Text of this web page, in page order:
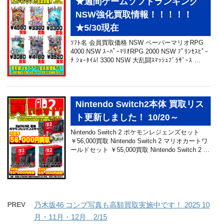
NSW強化買取情報！！！！！
★5/30現在
ｿﾌﾄ名 会員買取価格 NSW ペーパーマリオRPG
4000 NSW ｽｰﾊﾟｰﾏﾘｵRPG 2000 NSW ﾌﾟﾘﾝｾｽﾋﾟｰ
ﾁ ｼｮｰﾀｲﾑ! 3300 NSW 大乱闘ｽﾏｯｼｭﾌﾞﾗｻﾞｰｽ …
Nintendo Switch2本体 買取リス
ト更新しました！ 10/20～
Nintendo Switch 2 ポケモンレジェンズセット
￥56,000買取 Nintendo Switch 2 マリオカートワ
ールドセット ￥55,000買取 Nintendo Switch 2 …
PREV
乃木坂46 コンプ写真も高額買取実施中です！ 2025 10
月・11月・12月 2/15